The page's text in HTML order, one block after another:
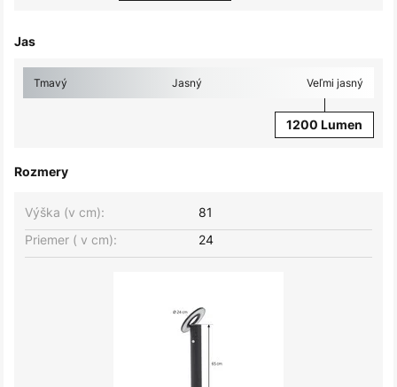
Jas
Tmavý Jasný Veľmi jasný
1200 Lumen
Rozmery
Výška (v cm):
81
Priemer ( v cm):
24